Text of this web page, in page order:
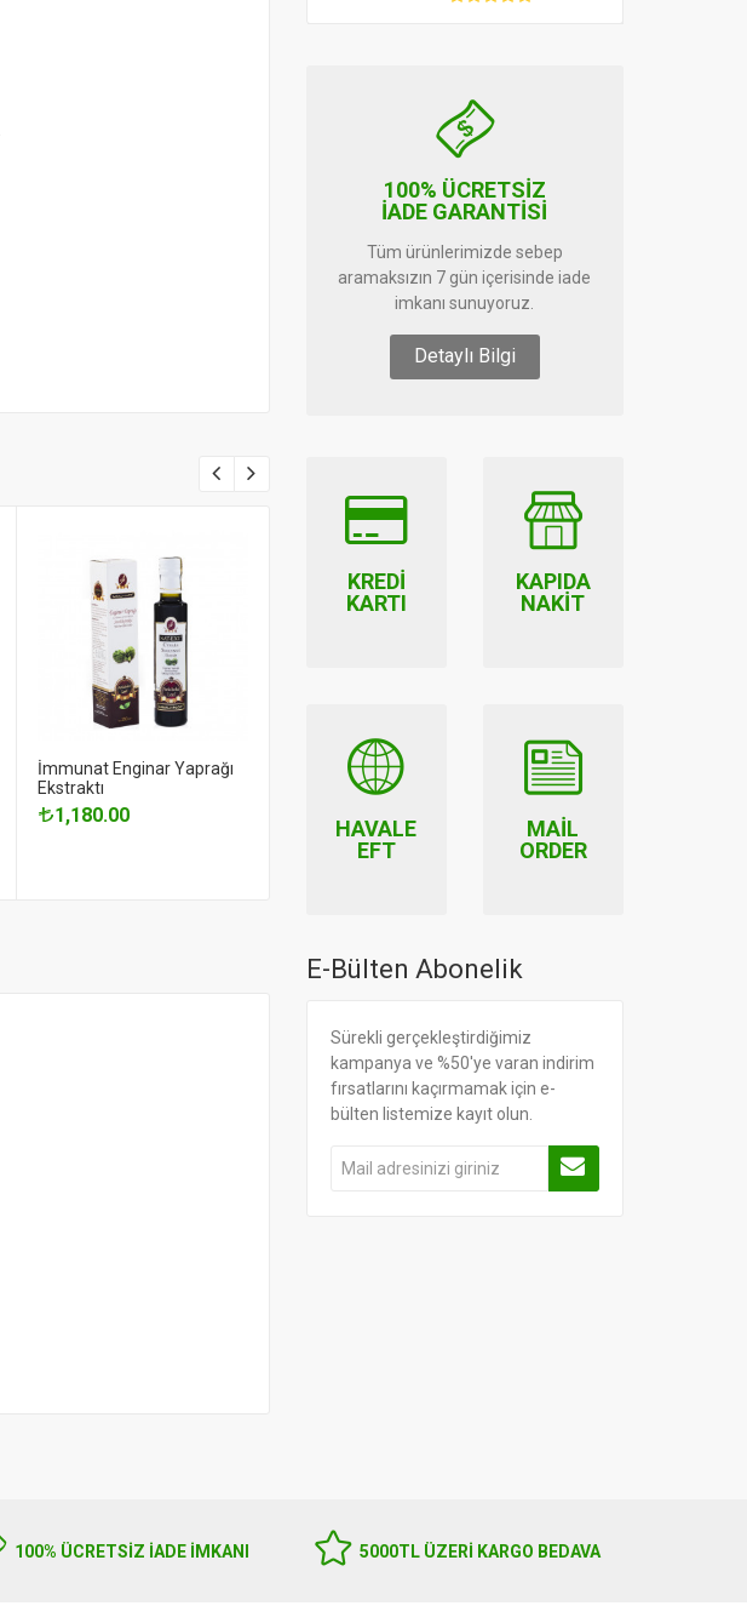
İmmunat Enginar Yaprağı
Ekstraktı
1,180.00
İmmunat Rosemary
Ekstraktı
660.00
İmmunat Biberiye
1,180.00
100% ÜCRETSİZ
İADE GARANTİSİ
Tüm ürünlerimizde sebep
aramaksızın 7 gün içerisinde iade
imkanı sunuyoruz.
Detaylı Bilgi
KREDI
KARTI
KAPIDA
NAKIT
HAVALE
EFT
MAIL
ORDER
E-Bülten Abonelik
Sürekli gerçekleştirdiğimiz
kampanya ve %50'ye varan indirim
fırsatlarını kaçırmamak için e-
bülten listemize kayıt olun.
100% ÜCRETSİZ İADE İMKANI 5000TL ÜZERI KARGO BEDAVA